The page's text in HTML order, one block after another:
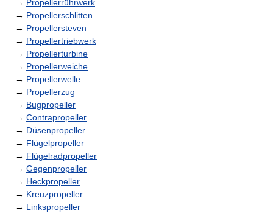
→ Propellerrührwerk
→ Propellerschlitten
→ Propellersteven
→ Propellertriebwerk
→ Propellerturbine
→ Propellerweiche
→ Propellerwelle
→ Propellerzug
→ Bugpropeller
→ Contrapropeller
→ Düsenpropeller
→ Flügelpropeller
→ Flügelradpropeller
→ Gegenpropeller
→ Heckpropeller
→ Kreuzpropeller
→ Linkspropeller